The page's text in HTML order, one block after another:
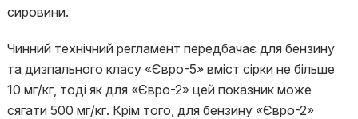
сировини.
Чинний технічний регламент передбачає для бензину
та дизпального класу «Євро-5» вміст сірки не більше
10 мг/кг, тоді як для «Євро-2» цей показник може
сягати 500 мг/кг. Крім того, для бензину «Євро-2»